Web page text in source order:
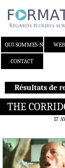
QUI SOMMES-NOUS ?
CONTACT
Résultats de
THE
17